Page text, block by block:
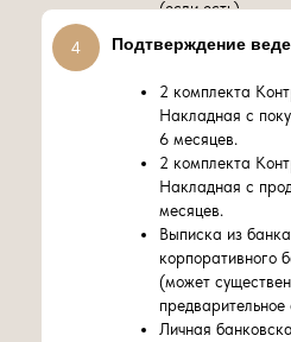
(если есть).
Подтверждение
4
2 комплекта
Накладная с
6 месяцев.
2 комплекта
Накладная с
месяцев.
Выписка из
корпоративного
(может
предварительное
Личная